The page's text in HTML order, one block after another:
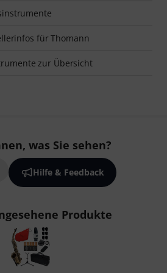
für Thomann
zur Übersicht
was Sie sehen?
Hilfe & Feedback
Produkte